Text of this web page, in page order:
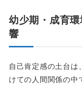
幼少期・成育
響
自己肯定感の土台
けての人間関係の中